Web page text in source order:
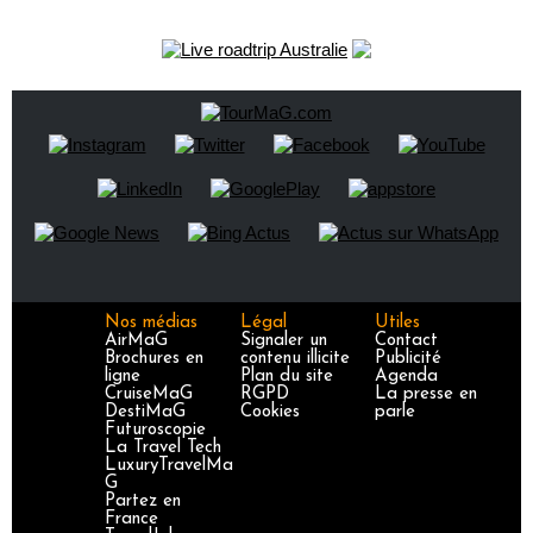
Nos médias
AirMaG
Brochures en
ligne
CruiseMaG
DestiMaG
Futuroscopie
La Travel Tech
LuxuryTravelMa
G
Partez en
France
Légal
Signaler un
contenu illicite
Plan du site
RGPD
Cookies
Utiles
Contact
Publicité
Agenda
La presse en
parle